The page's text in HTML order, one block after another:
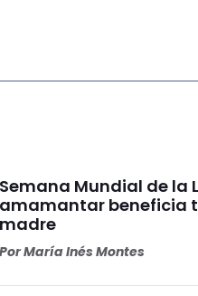
Semana Mundial de la
amamantar beneficia
madre
PorMaría Inés Montes